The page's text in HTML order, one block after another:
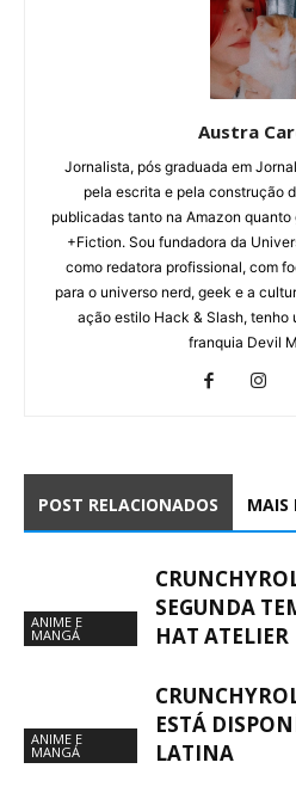
Austra
Jornalista, pós graduada em
pela escrita e pela construção
publicadas tanto na Amazon
+Fiction. Sou fundadora da
como redatora profissional, com
para o universo nerd, geek e a
ação estilo Hack & Slash, tenho
franquia Devil
POST RELACIONADOS MAIS
ANIME E
MANGÁ
SEGUNDA
HAT ATELIER
ANIME E
MANGÁ
ESTÁ
LATINA